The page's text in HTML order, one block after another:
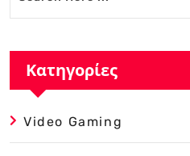
Κατηγορίες
Video Gaming